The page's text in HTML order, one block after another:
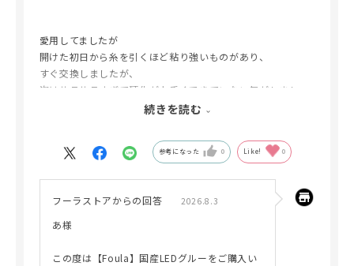
愛用してましたが
開けた初日から糸を引くほど粘り強いものがあり、
すぐ交換しましたが、
次はサラサラすぎて硬化が上手くできていない気がしまし
続きを読む
参考になった 0 Like! 0
フーラストアからの回答 2026.8.3
あ様
この度は【Foula】国産LEDグルーをご購入い